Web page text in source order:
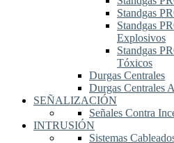
Standgas
Standgas
Explosivos
Standgas
Tóxicos
Durgas Centrales
Durgas Centrales
SEÑALIZACIÓN
Señales Contra
INTRUSIÓN
Sistemas